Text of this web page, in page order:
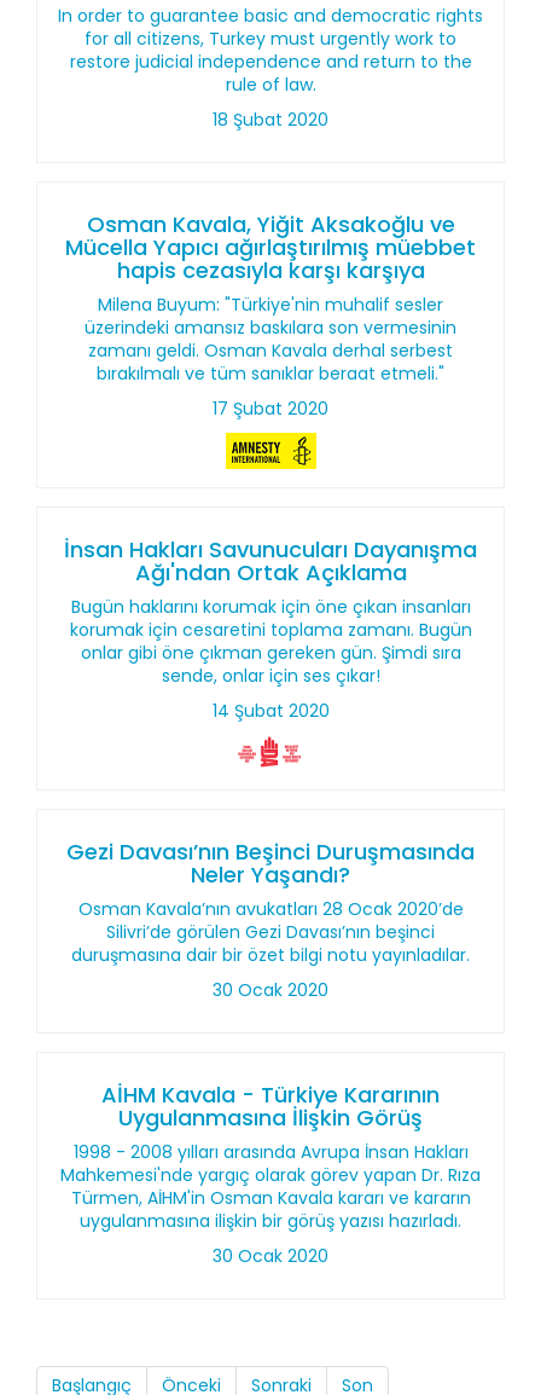
In order to guarantee basic and democratic rights
for all citizens, Turkey must urgently work to
restore judicial independence and return to the
rule of law.
18 Şubat 2020
Osman Kavala, Yiğit Aksakoğlu ve
Mücella Yapıcı ağırlaştırılmış müebbet
hapis cezasıyla karşı karşıya
Milena Buyum: "Türkiye'nin muhalif sesler
üzerindeki amansız baskılara son vermesinin
zamanı geldi. Osman Kavala derhal serbest
bırakılmalı ve tüm sanıklar beraat etmeli."
17 Şubat 2020
İnsan Hakları Savunucuları Dayanışma
Ağı'ndan Ortak Açıklama
Bugün haklarını korumak için öne çıkan insanları
korumak için cesaretini toplama zamanı. Bugün
onlar gibi öne çıkman gereken gün. Şimdi sıra
sende, onlar için ses çıkar!
14 Şubat 2020
Gezi Davası’nın Beşinci Duruşmasında
Neler Yaşandı?
Osman Kavala’nın avukatları 28 Ocak 2020’de
Silivri’de görülen Gezi Davası’nın beşinci
duruşmasına dair bir özet bilgi notu yayınladılar.
30 Ocak 2020
AİHM Kavala - Türkiye Kararının
Uygulanmasına İlişkin Görüş
1998 - 2008 yılları arasında Avrupa İnsan Hakları
Mahkemesi'nde yargıç olarak görev yapan Dr. Rıza
Türmen, AİHM'in Osman Kavala kararı ve kararın
uygulanmasına ilişkin bir görüş yazısı hazırladı.
30 Ocak 2020
Başlangıç Önceki Sonraki Son